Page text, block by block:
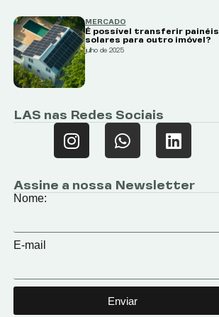
MERCADO
É possível transferir painéis
solares para outro imóvel?
julho de 2025
LAS nas Redes Sociais
Assine a nossa Newsletter
Nome:
E-mail
Enviar